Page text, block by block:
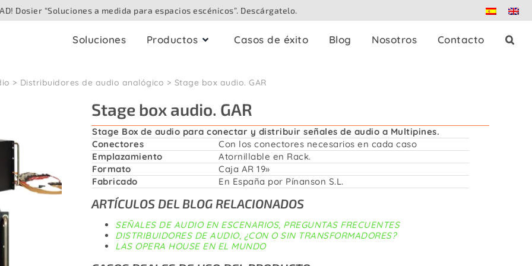
Dosier “Soluciones a medida para espacios escénicos”. Descárgatelo.
Soluciones Productos
/ Digital en red
Speaker
/ Cámara
óptica
/ DMX
Cajas audiovisuales
Para techo
Para superficie
Para suelo
Para mesa
Para exteriores
Patch panels
Adaptadores
Casos de éxito Blog Nosotros Contacto
Distribuidores de audio analógico Stage box audio. GAR
Stage box audio. GAR
Stage Box de audio para conectar y distribuir señales de audio a Multipines.
Conectores
Con los conectores necesarios en cada caso
Emplazamiento
Atornillable en Rack.
Formato
Caja AR 19»
Fabricado
En España por Pínanson S.L.
ARTÍCULOS DEL BLOG RELACIONADOS
SEÑALES DE AUDIO EN ESCENARIOS, PREGUNTAS FRECUENTES
DISTRIBUIDORES DE AUDIO, ¿CON O SIN TRANSFORMADORES?
LAS OPERA HOUSE EN EL MUNDO